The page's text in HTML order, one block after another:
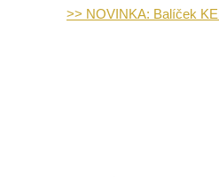
>> NOVINKA: Balíček